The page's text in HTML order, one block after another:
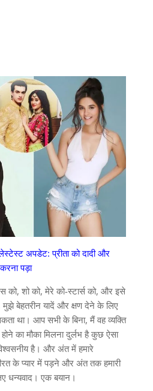
अपडेट: प्रीता को दादी और
पड़ा
को, शो को, मेरे को-स्टार्स को, और इसे
मुझे बेहतरीन यादें और क्षण देने के लिए
था। आप सभी के बिना, मैं वह व्यक्ति
का मौका मिलना दुर्लभ है कुछ ऐसा
है। और अंत में हमारे
के प्यार में पड़ने और अंत तक हमारी
धन्यवाद। एक बयान।